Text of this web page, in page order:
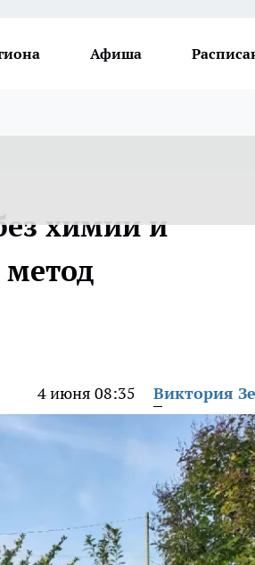
Афиша
химии и
4 июня 08:35 Виктория